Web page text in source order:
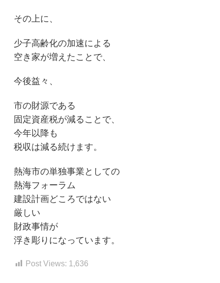
その上に、
少子高齢化の加速による
空き家が増えたことで、
今後益々、
市の財源である
固定資産税が減ることで、
今年以降も
税収は減る続けます。
熱海市の単独事業としての
熱海フォーラム
建設計画どころではない
厳しい
財政事情が
浮き彫りになっています。
Post Views: 1,636